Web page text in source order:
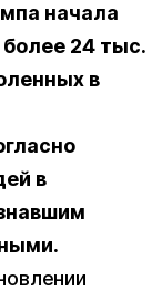
начала
24 тыс.
в
в